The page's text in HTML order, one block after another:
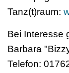
Tanz(t)raum:
Bei Interesse
Barbara
Telefon: